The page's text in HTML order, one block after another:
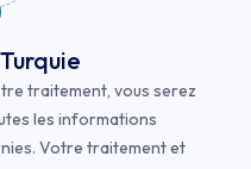
traitement, vous serez
les informations
Votre traitement et